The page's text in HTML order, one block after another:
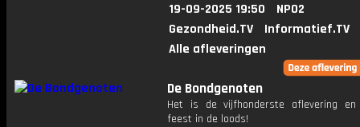
19-09-2025 19:50
NPO2
Gezondheid.TV
Informatief.TV
Alle afleveringen
De Bondgenoten
Het is de vijfhonderste aflevering en
feest in de loods!